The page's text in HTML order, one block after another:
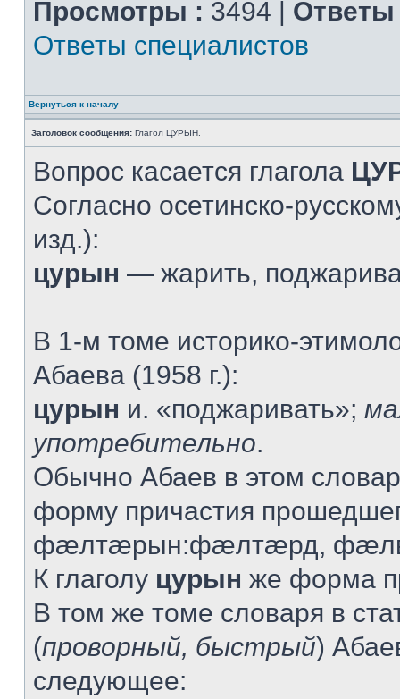
Просмотры : 3494 | Ответы
Ответы специалистов
Вернуться к началу
Заголовок сообщения: Глагол ЦУРЫН.
Вопрос касается глагола
Согласно осетинско-
изд.):
цурын — жарить,
В 1-м томе историко-
Абаева (1958 г.):
цурын и. «поджаривать»;
употребительно.
Обычно Абаев в этом
форму причастия
фæлтæрын:фæлтæрд,
К глаголу цурын же форма
В том же томе словаря в
(проворный, быстрый)
следующее: